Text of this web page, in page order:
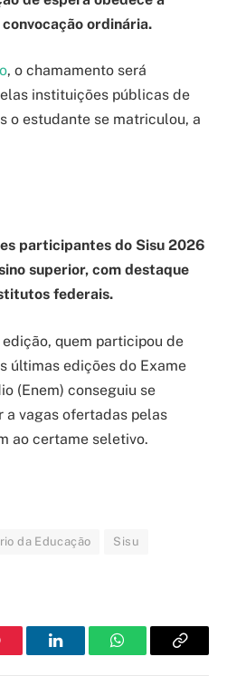
ordinária.
, o chamamento será
instituições públicas de
o estudante se matriculou, a
participantes do Sisu 2026
superior, com destaque
federais.
quem participou de
últimas edições do Exame
(Enem) conseguiu se
a vagas ofertadas pelas
ao certame seletivo.
da Educação Sisu
LinkedInWhatsAppCopy